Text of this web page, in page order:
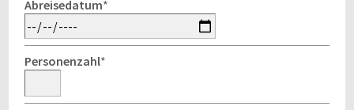
Abreisedatum*
Personenzahl*